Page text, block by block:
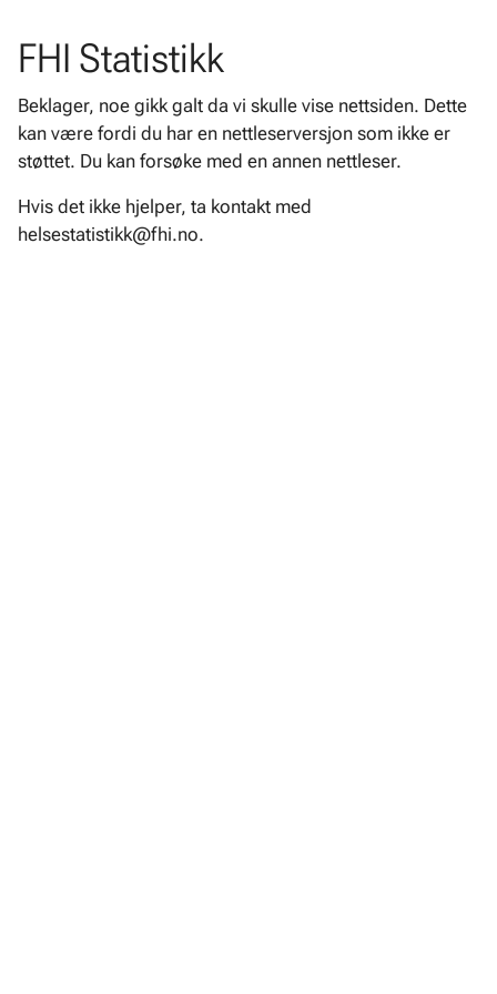
FHI Statistikk
Beklager, noe gikk galt da vi skulle vise nettsiden. Dette
kan være fordi du har en nettleserversjon som ikke er
støttet. Du kan forsøke med en annen nettleser.
Hvis det ikke hjelper, ta kontakt med
helsestatistikk@fhi.no.